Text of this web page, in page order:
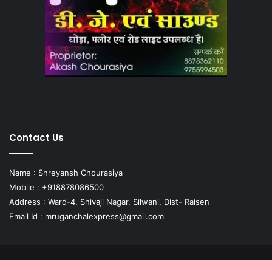
Contact Us
Name : Shreyansh Chourasiya
Mobile : +918878086500
Address : Ward-4, Shivaji Nagar, Silwani, Dist- Raisen
Email Id : mruganchalexpress@gmail.com